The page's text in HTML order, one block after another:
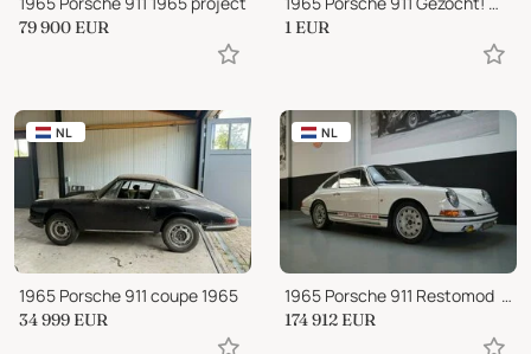
79 900 EUR 1 EUR
NL
1965 Porsche 911 coupe 1965
34 999 EUR
NL
1965 Porsche 911 Restomod  in the Spirit of R-Gruppe (1965)
174 912 EUR